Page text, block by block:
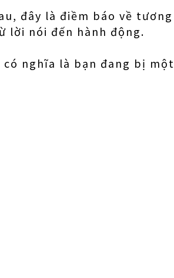
đây là điềm báo về
lời nói đến hành động.
nghĩa là bạn đang bị một